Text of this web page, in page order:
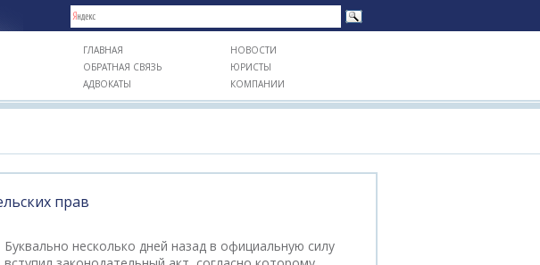
ГЛАВНАЯ
НОВОСТИ
ОБРАТНАЯ СВЯЗЬ
ЮРИСТЫ
АДВОКАТЫ
КОМПАНИИ
прав
Буквально несколько дней назад в официальную силу